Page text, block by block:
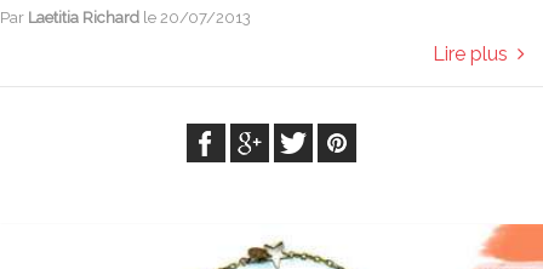
Par Laetitia Richard le 20/07/2013
Lire plus